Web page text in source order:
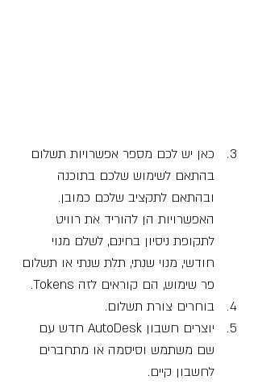
כאן יש לכם מספר אפשרויות תשלום
בהתאם לשימוש שלכם בתוכנה
ובהתאם לתקציב שלכם כמובן.
האפשרויות הן להוריד את רוויט
לתקופת ניסיון בחינם, לשלם מנוי
חודשי, מנוי שנתי, תלת שנתי או תשלום
פר שימוש, הם קוראים לזה Tokens.
בוחרים צורת תשלום.
יוצרים חשבון AutoDesk חדש עם
שם משתמש וסיסמה או מתחברים
לחשבון קיים.